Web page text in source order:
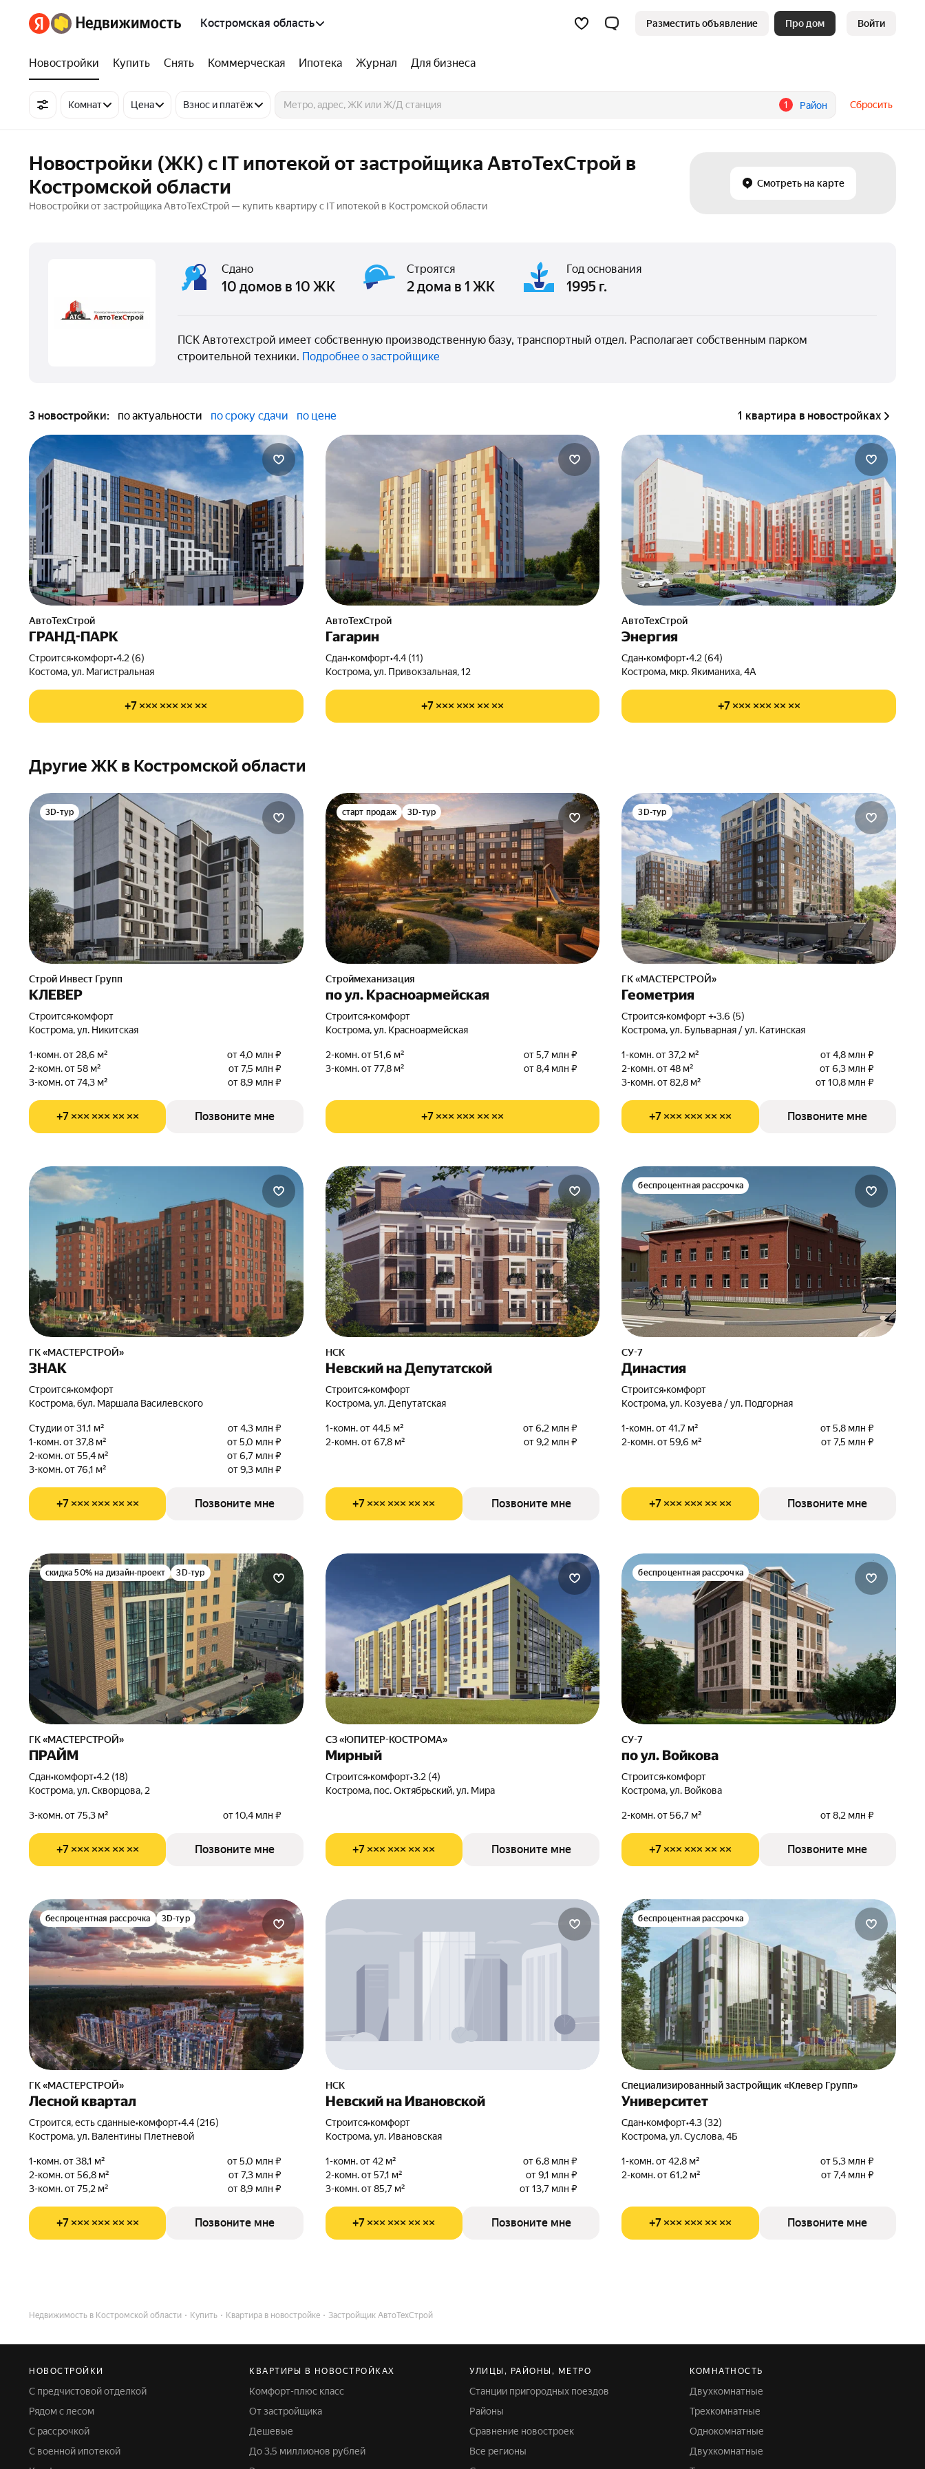
Костромская область Разместить объявление Про дом Войти
Новостройки Купить Снять Коммерческая Ипотека Журнал Для бизнеса
Комнат Цена Взнос и платёж 1 Район Сбросить
Новостройки (ЖК) с IT ипотекой от застройщика АвтоТехСтрой в
Костромской области
Новостройки от застройщика АвтоТехСтрой — купить квартиру с IT ипотекой в Костромской области
Смотреть на карте
Сдано
10 домов в 10 ЖК
Строятся
2 дома в 1 ЖК
Год основания
1995 г.
ПСК Автотехстрой имеет собственную производственную базу, транспортный отдел. Располагает собственным парком
строительной техники. Подробнее о застройщике
3 новостройки: по актуальности по сроку сдачи по цене 1 квартира в новостройках
АвтоТехСтрой
ГРАНД-ПАРК
Строится•комфорт•4.2 (6)
Костома, ул. Магистральная
+7 ××× ××× ×× ××
АвтоТехСтрой
Гагарин
Сдан•комфорт•4.4 (11)
Кострома, ул. Привокзальная, 12
+7 ××× ××× ×× ××
АвтоТехСтрой
Энергия
Сдан•комфорт•4.2 (64)
Кострома, мкр. Якиманиха, 4А
+7 ××× ××× ×× ××
Другие ЖК в Костромской области
3D-тур
Строй Инвест Групп
КЛЕВЕР
Строится•комфорт
Кострома, ул. Никитская
1-комн. от 28,6 м²
от 4,0 млн ₽
2-комн. от 58 м²
от 7,5 млн ₽
3-комн. от 74,3 м²
от 8,9 млн ₽
+7 ××× ××× ×× ×× Позвоните мне
старт продаж 3D-тур
Строймеханизация
по ул. Красноармейская
Строится•комфорт
Кострома, ул. Красноармейская
2-комн. от 51,6 м²
от 5,7 млн ₽
3-комн. от 77,8 м²
от 8,4 млн ₽
+7 ××× ××× ×× ××
3D-тур
ГК «МАСТЕРСТРОЙ»
Геометрия
Строится•комфорт +•3.6 (5)
Кострома, ул. Бульварная / ул. Катинская
1-комн. от 37,2 м²
от 4,8 млн ₽
2-комн. от 48 м²
от 6,3 млн ₽
3-комн. от 82,8 м²
от 10,8 млн ₽
+7 ××× ××× ×× ×× Позвоните мне
ГК «МАСТЕРСТРОЙ»
ЗНАК
Строится•комфорт
Кострома, бул. Маршала Василевского
Студии от 31,1 м²
от 4,3 млн ₽
1-комн. от 37,8 м²
от 5,0 млн ₽
2-комн. от 55,4 м²
от 6,7 млн ₽
3-комн. от 76,1 м²
от 9,3 млн ₽
+7 ××× ××× ×× ×× Позвоните мне
НСК
Невский на Депутатской
Строится•комфорт
Кострома, ул. Депутатская
1-комн. от 44,5 м²
от 6,2 млн ₽
2-комн. от 67,8 м²
от 9,2 млн ₽
+7 ××× ××× ×× ×× Позвоните мне
беспроцентная рассрочка
СУ-7
Династия
Строится•комфорт
Кострома, ул. Козуева / ул. Подгорная
1-комн. от 41,7 м²
от 5,8 млн ₽
2-комн. от 59,6 м²
от 7,5 млн ₽
+7 ××× ××× ×× ×× Позвоните мне
скидка 50% на дизайн-проект 3D-тур
ГК «МАСТЕРСТРОЙ»
ПРАЙМ
Сдан•комфорт•4.2 (18)
Кострома, ул. Скворцова, 2
3-комн. от 75,3 м² от 10,4 млн ₽
+7 ××× ××× ×× ×× Позвоните мне
СЗ «ЮПИТЕР-КОСТРОМА»
Мирный
Строится•комфорт•3.2 (4)
Кострома, пос. Октябрьский, ул. Мира
+7 ××× ××× ×× ×× Позвоните мне
беспроцентная рассрочка
СУ-7
по ул. Войкова
Строится•комфорт
Кострома, ул. Войкова
2-комн. от 56,7 м² от 8,2 млн ₽
+7 ××× ××× ×× ×× Позвоните мне
беспроцентная рассрочка 3D-тур
ГК «МАСТЕРСТРОЙ»
Лесной квартал
Строится, есть сданные•комфорт•4.4 (216)
Кострома, ул. Валентины Плетневой
1-комн. от 38,1 м²
от 5,0 млн ₽
2-комн. от 56,8 м²
от 7,3 млн ₽
3-комн. от 75,2 м²
от 8,9 млн ₽
+7 ××× ××× ×× ×× Позвоните мне
НСК
Невский на Ивановской
Строится•комфорт
Кострома, ул. Ивановская
1-комн. от 42 м²
от 6,8 млн ₽
2-комн. от 57,1 м²
от 9,1 млн ₽
3-комн. от 85,7 м²
от 13,7 млн ₽
+7 ××× ××× ×× ×× Позвоните мне
беспроцентная рассрочка
Специализированный застройщик «Клевер Групп»
Университет
Сдан•комфорт•4.3 (32)
Кострома, ул. Суслова, 4Б
1-комн. от 42,8 м²
от 5,3 млн ₽
2-комн. от 61,2 м²
от 7,4 млн ₽
+7 ××× ××× ×× ×× Позвоните мне
Недвижимость в Костромской области Купить Квартира в новостройке Застройщик АвтоТехСтрой
НОВОСТРОЙКИ
С предчистовой отделкой
Рядом с лесом
С рассрочкой
С военной ипотекой
КВАРТИРЫ В НОВОСТРОЙКАХ
Комфорт-плюс класс
От застройщика
Дешевые
До 3,5 миллионов рублей
УЛИЦЫ, РАЙОНЫ, МЕТРО
Станции пригородных поездов
Районы
Сравнение новостроек
Все регионы
КОМНАТНОСТЬ
Двухкомнатные
Трехкомнатные
Однокомнатные
Двухкомнатные